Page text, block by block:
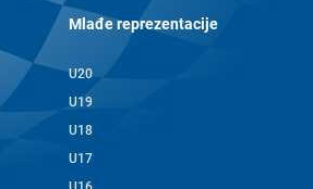
Mlađe reprezentacije
U20
U19
U18
U17